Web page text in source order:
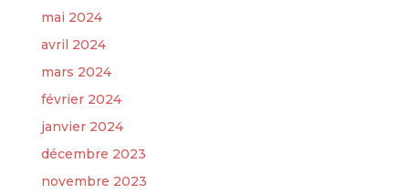
mai 2024
avril 2024
mars 2024
février 2024
janvier 2024
décembre 2023
novembre 2023